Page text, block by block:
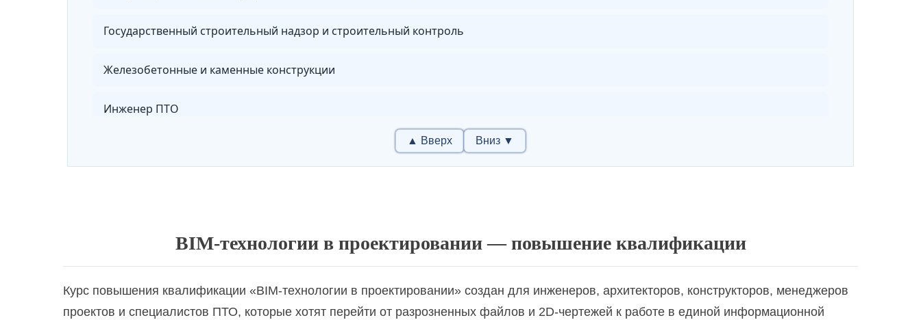
Государственный строительный надзор и строительный контроль
Железобетонные и каменные конструкции
Инженер ПТО
Ландшафтная архитектура и дизайн
Мероприятия по обеспечению доступа инвалидов к объектам капитального строительства и территориям
▲ Вверх Вниз ▼
BIM-технологии в проектировании — повышение квалификации
Курс повышения квалификации «BIM-технологии в проектировании» создан для инженеров, архитекторов, конструкторов, менеджеров
проектов и специалистов ПТО, которые хотят перейти от разрозненных файлов и 2D-чертежей к работе в единой информационной